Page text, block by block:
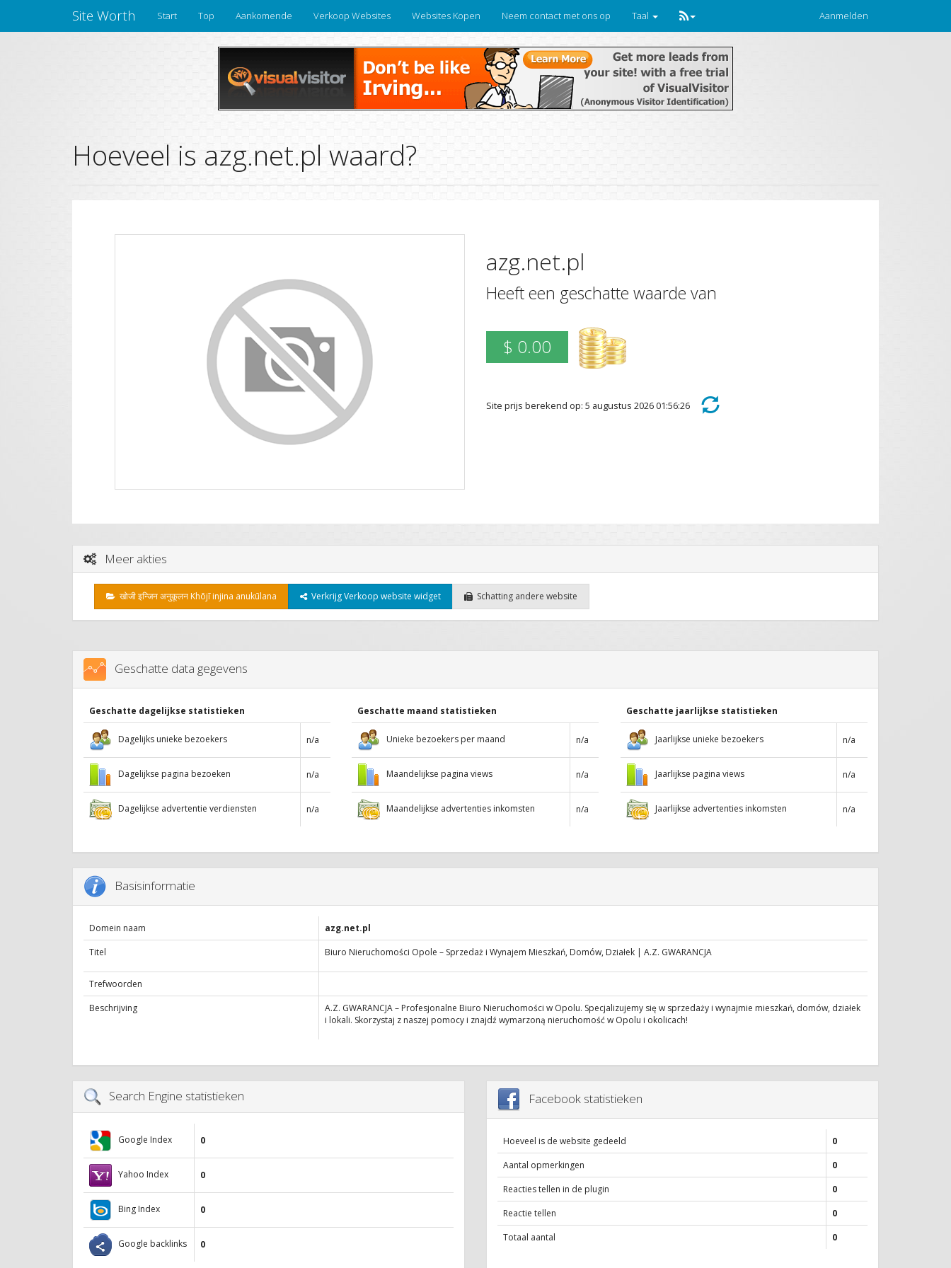
Site Worth Start Top Aankomende Verkoop Websites Websites Kopen Neem contact met ons op Taal Aanmelden
Hoeveel is azg.net.pl waard?
azg.net.pl
Heeft een geschatte waarde van
$ 0.00
Site prijs berekend op: 5 augustus 2026 01:56:26
Meer akties
खोजी इन्जिन अनुकूलन Khōjī injina anukūlana Verkrijg Verkoop website widget Schatting andere website
Geschatte data gegevens
Geschatte dagelijkse statistieken
Dagelijks unieke bezoekers n/a
Dagelijkse pagina bezoeken n/a
Dagelijkse advertentie verdiensten n/a
Geschatte maand statistieken
Unieke bezoekers per maand n/a
Maandelijkse pagina views n/a
Maandelijkse advertenties inkomsten n/a
Geschatte jaarlijkse statistieken
Jaarlijkse unieke bezoekers n/a
Jaarlijkse pagina views n/a
Jaarlijkse advertenties inkomsten n/a
Basisinformatie
Domein naam
azg.net.pl
Titel
Biuro Nieruchomości Opole – Sprzedaż i Wynajem Mieszkań, Domów, Działek | A.Z. GWARANCJA
Trefwoorden
Beschrijving
A.Z. GWARANCJA – Profesjonalne Biuro Nieruchomości w Opolu. Specjalizujemy się w sprzedaży i wynajmie mieszkań, domów, działek
i lokali. Skorzystaj z naszej pomocy i znajdź wymarzoną nieruchomość w Opolu i okolicach!
Search Engine statistieken
Google Index 0
Yahoo Index 0
Bing Index 0
Google backlinks 0
Facebook statistieken
Hoeveel is de website gedeeld
0
Aantal opmerkingen
0
Reacties tellen in de plugin
0
Reactie tellen
0
Totaal aantal
0